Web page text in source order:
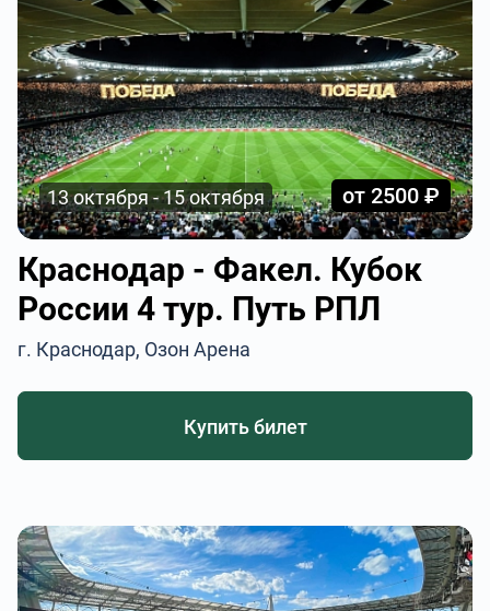
13 октября - 15 октября от 2500 ₽
Краснодар - Факел. Кубок
России 4 тур. Путь РПЛ
г. Краснодар, Озон Арена
Купить билет